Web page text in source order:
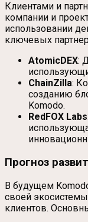
Клиентами и
компании и
использовании
ключевых
AtomicDEX:
ChainZilla:
созданию
Komodo.
RedFOX Labs
Прогноз
В будущем
своей
клиентов.